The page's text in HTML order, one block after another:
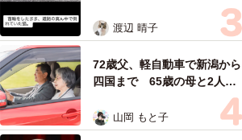
返された一言… 懸命に生き
ようとした4日間 「命の重
さはみんな同じ」保護団体代
表の訴え
渡辺 晴子
72歳父、軽自動車で新潟から
四国まで 65歳の母と2人で
3泊4日の旅 パーキングの休
憩まで分刻み… 「大学生で
も組まねえよ！」
山岡 もと子